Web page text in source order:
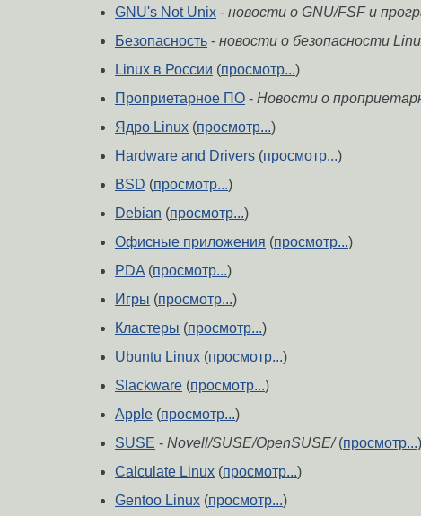
GNU's Not Unix - новости о GNU/FSF и
Безопасность - новости о безопасности
Linux в России (просмотр...)
Проприетарное ПО - Новости о
Ядро Linux (просмотр...)
Hardware and Drivers (просмотр...)
BSD (просмотр...)
Debian (просмотр...)
Офисные приложения (просмотр...)
PDA (просмотр...)
Игры (просмотр...)
Кластеры (просмотр...)
Ubuntu Linux (просмотр...)
Slackware (просмотр...)
Apple (просмотр...)
SUSE - Novell/SUSE/OpenSUSE/(просмотр...)
Calculate Linux (просмотр...)
Gentoo Linux (просмотр...)